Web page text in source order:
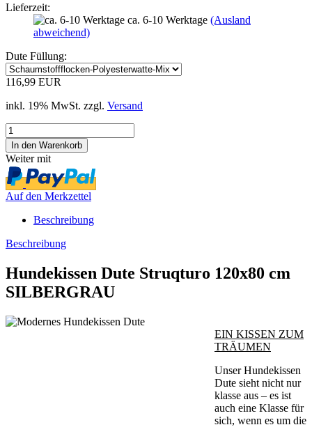
Lieferzeit:
ca. 6-10 Werktage (Ausland
abweichend)
Dute Füllung:
116,99 EUR
inkl. 19% MwSt. zzgl. Versand
Weiter mit
Auf den Merkzettel
Beschreibung
Beschreibung
Hundekissen Dute Struqturo 120x80 cm
SILBERGRAU
EIN KISSEN ZUM
TRÄUMEN
Unser Hundekissen
Dute sieht nicht nur
klasse aus – es ist
auch eine Klasse für
sich, wenn es um die